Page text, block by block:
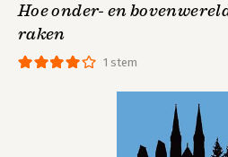
1 stem
Hoe onder- en
raken